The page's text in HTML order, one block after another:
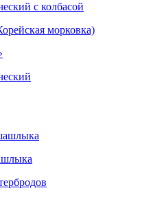
с колбасой
морковка)